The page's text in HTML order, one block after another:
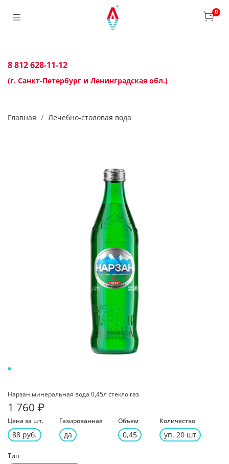
0
Главная Лечебно-столовая вода
Нарзан минеральная вода 0,45л стекло газ
1 760 ₽
Цена за шт.
88 руб.
Газированная
да
Объем
0,45
Количество
уп. 20 шт
Тип
8 812 628-11-12
(г. Санкт-Петербург и Ленинградская обл.)